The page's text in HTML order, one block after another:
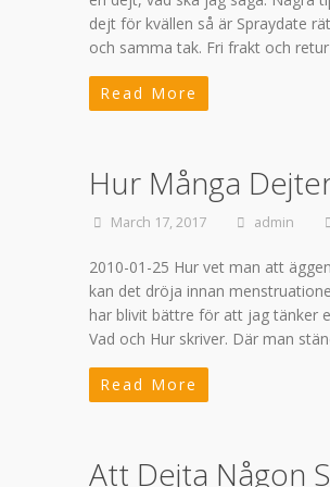
dejt för kvällen så är Spraydate
och samma tak. Fri frakt och
Read More
Hur Många
March 17, 2017 admin
2010-01-25 Hur vet man att
kan det dröja innan
har blivit bättre för att jag tänker
Vad och Hur skriver. Där man
Read More
Att Dejta Någon